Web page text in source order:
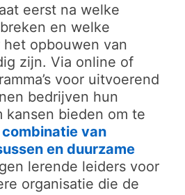
eerst na welke
en welke
het opbouwen van
zijn. Via online of
voor uitvoerend
bedrijven hun
kansen bieden om te
combinatie van
en duurzame
in a new tab
lerende leiders voor
organisatie die de